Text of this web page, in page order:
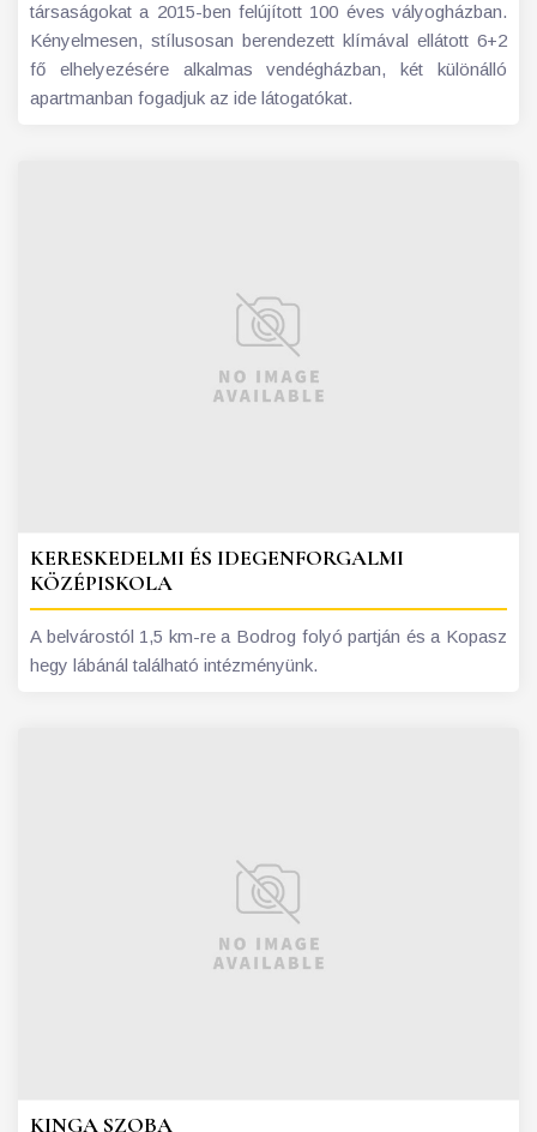
társaságokat a 2015-ben felújított 100 éves vályogházban.
Kényelmesen, stílusosan berendezett klímával ellátott 6+2
fő elhelyezésére alkalmas vendégházban, két különálló
apartmanban fogadjuk az ide látogatókat.
KERESKEDELMI ÉS IDEGENFORGALMI
KÖZÉPISKOLA
A belvárostól 1,5 km-re a Bodrog folyó partján és a Kopasz
hegy lábánál található intézményünk.
KINGA SZOBA